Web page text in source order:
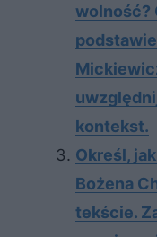
wolność?
kontekst.
Określ,
Bożena
tekście.